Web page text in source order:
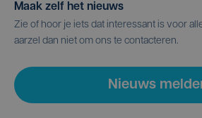
Maak zelf het nieuws
Zie of hoor je iets dat interessant is voor
aarzel dan niet om ons te contacteren.
Nieuws